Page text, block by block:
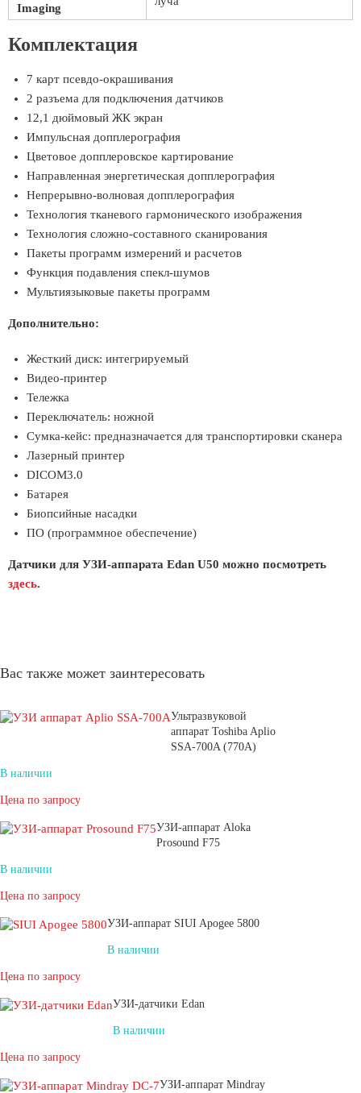
Imaging
Комплектация
7 карт псевдо-окрашивания
2 разъема для подключения датчиков
12,1 дюймовый ЖК экран
Импульсная допплерография
Цветовое допплеровское картирование
Направленная энергетическая допплерография
Непрерывно-волновая допплерография
Технология тканевого гармонического изображения
Технология сложно-составного сканирования
Пакеты программ измерений и расчетов
Функция подавления спекл-шумов
Мультиязыковые пакеты программ
Дополнительно:
Жесткий диск: интегрируемый
Видео-принтер
Тележка
Переключатель: ножной
Сумка-кейс: предназначается для транспортировки сканера
Лазерный принтер
DICOM3.0
Батарея
Биопсийные насадки
ПО (программное обеспечение)
Датчики для УЗИ-аппарата Edan U50 можно посмотреть
здесь.
Вас также может заинтересовать
Ультразвуковой
аппарат Toshiba Aplio
SSA-700A (770A)
В наличии
Цена по запросу
УЗИ-аппарат Aloka
Prosound F75
В наличии
Цена по запросу
УЗИ-аппарат SIUI Apogee 5800
В наличии
Цена по запросу
УЗИ-датчики Edan
В наличии
Цена по запросу
УЗИ-аппарат Mindray